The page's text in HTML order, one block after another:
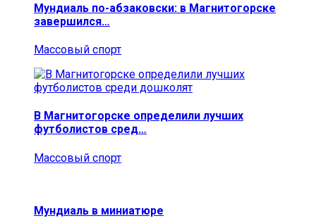
Мундиаль по-абзаковски: в Магнитогорске
завершился…
Массовый спорт
В Магнитогорске определили лучших
футболистов сред…
Массовый спорт
Мундиаль в миниатюре